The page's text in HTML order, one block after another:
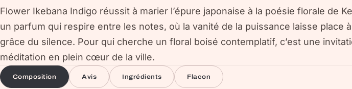
Flower Ikebana Indigo réussit à marier l’épure japonaise à la poésie florale de
un parfum qui respire entre les notes, où la vanité de la puissance laisse place
grâce du silence. Pour qui cherche un floral boisé contemplatif, c’est une
méditation en plein cœur de la ville.
Composition Avis Ingrédients Flacon